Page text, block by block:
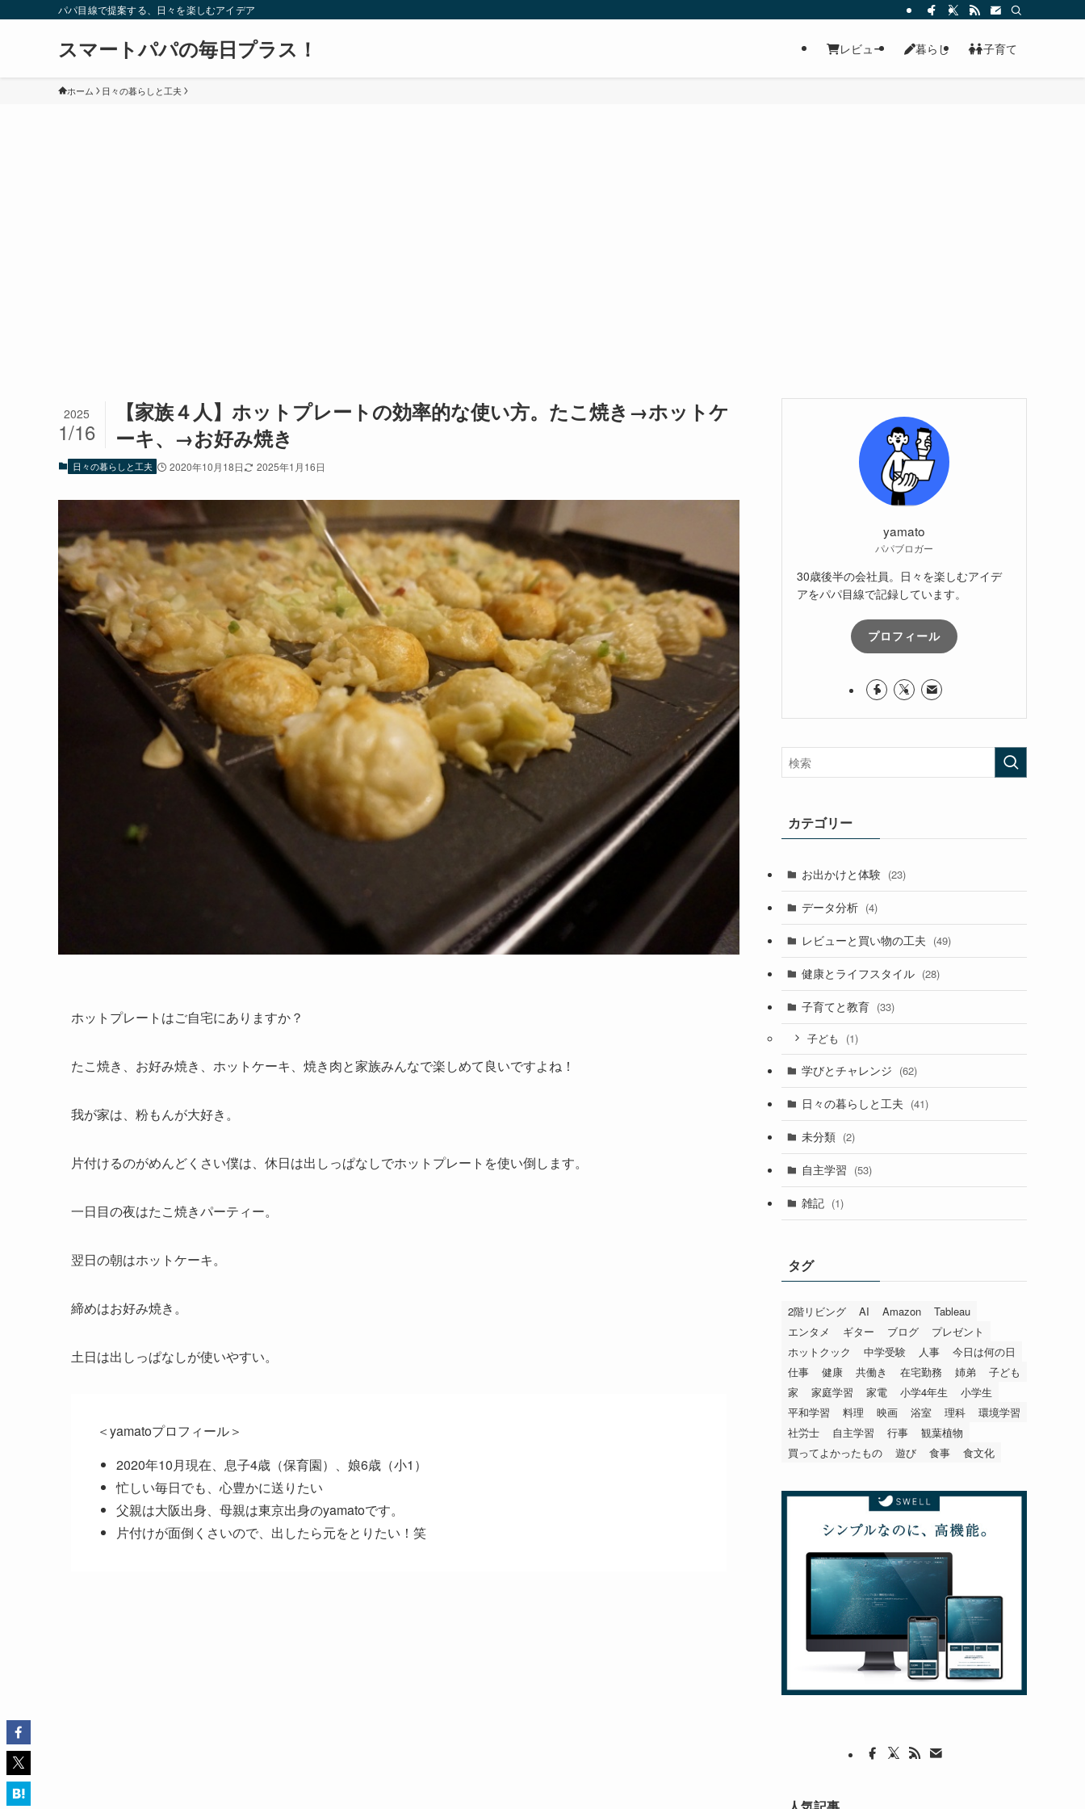
パパ目線で提案する、日々を楽しむアイデア
スマートパパの毎日プラス！ レビュー 暮らし 子育て
ホーム 日々の暮らしと工夫
【家族４人】ホットプレートの効率的な使い方。たこ焼き→ホットケ
ーキ、→お好み焼き
2025
1/16
日々の暮らしと工夫 2020年10月18日 2025年1月16日
ホットプレートはご自宅にありますか？
たこ焼き、お好み焼き、ホットケーキ、焼き肉と家族みんなで楽しめて良いですよね！
我が家は、粉もんが大好き。
片付けるのがめんどくさい僕は、休日は出しっぱなしでホットプレートを使い倒します。
一日目の夜はたこ焼きパーティー。
翌日の朝はホットケーキ。
締めはお好み焼き。
土日は出しっぱなしが使いやすい。
＜yamatoプロフィール＞
2020年10月現在、息子4歳（保育園）、娘6歳（小1）
忙しい毎日でも、心豊かに送りたい
父親は大阪出身、母親は東京出身のyamatoです。
片付けが面倒くさいので、出したら元をとりたい！笑
yamato
パパブロガー
30歳後半の会社員。日々を楽しむアイデ
アをパパ目線で記録しています。
プロフィール
カテゴリー
お出かけと体験 (23)
データ分析 (4)
レビューと買い物の工夫 (49)
健康とライフスタイル (28)
子育てと教育 (33)
子ども (1)
学びとチャレンジ (62)
日々の暮らしと工夫 (41)
未分類 (2)
自主学習 (53)
雑記 (1)
タグ
2階リビング AI Amazon
Tableau
エンタメ
ギター ブログ
プレゼント
ホットクック
中学受験 人事
今日は何の日
仕事
健康 共働き 在宅勤務 姉弟
子ども
家
家庭学習 家電 小学4年生
小学生
平和学習
料理 映画 浴室 理科
環境学習
社労士
自主学習 行事
観葉植物
買ってよかったもの
遊び 食事 食文化